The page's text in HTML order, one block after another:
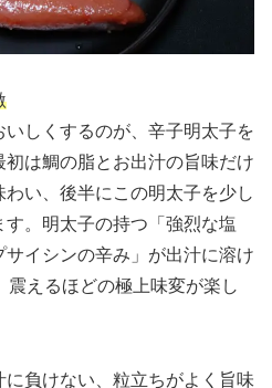
しくするのが、辛子明太子を
は鯛の脂とお出汁の旨味だけ
い、後半にこの明太子を少し
。明太子の持つ「強烈な塩
イシンの辛み」が出汁に溶け
震えるほどの極上味変が楽し
負けない、粒立ちがよく旨味